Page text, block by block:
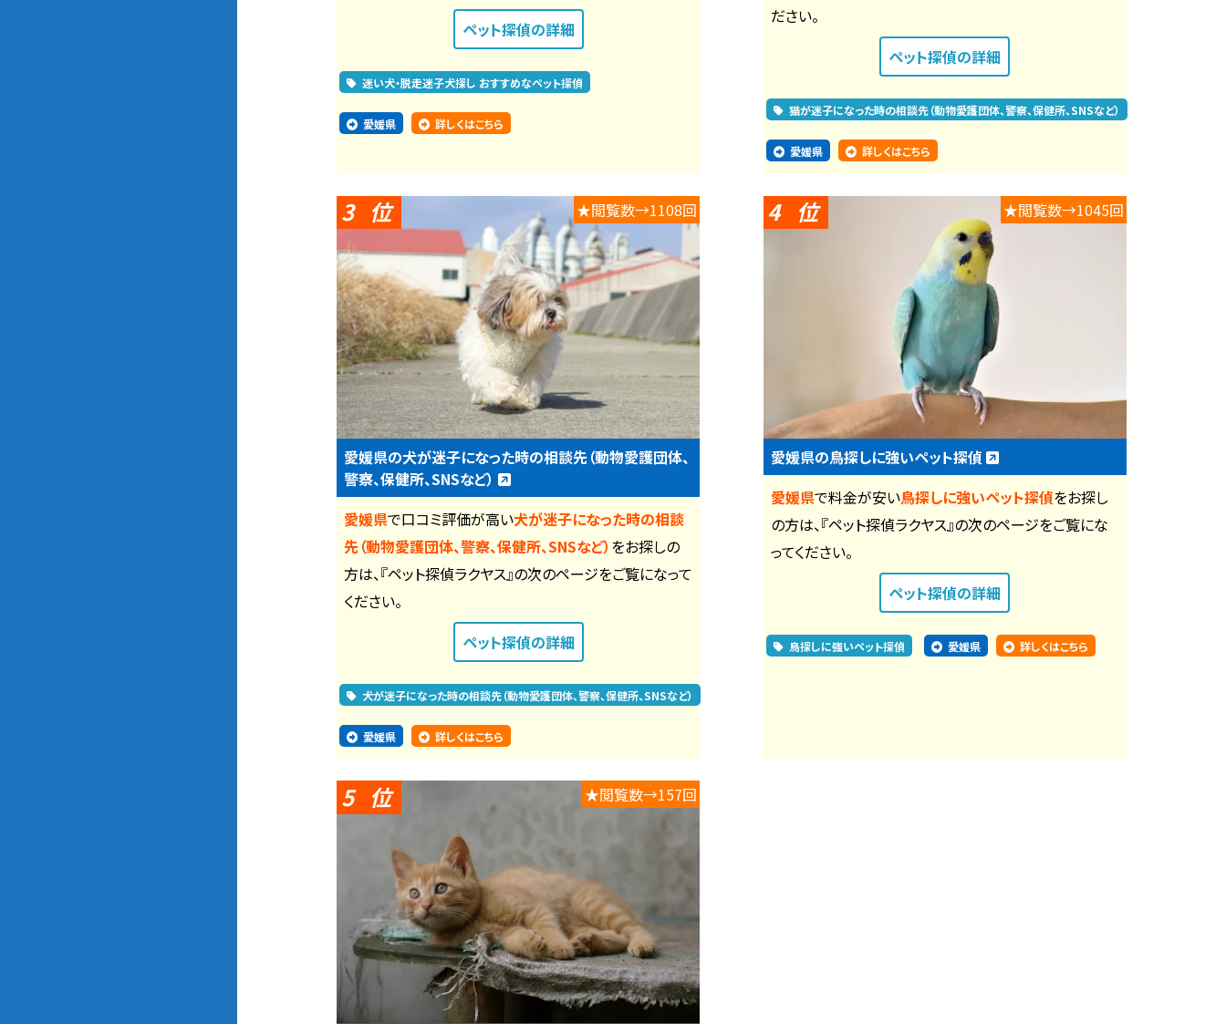
ペット探偵の詳細
迷い犬・脱走迷子犬探し おすすめなペット探偵
愛媛県 詳しくはこちら
ださい。
ペット探偵の詳細
猫が迷子になった時の相談先（動物愛護団体、警察、保健所、SNSなど）
愛媛県 詳しくはこちら
3 ★閲覧数→1108回
愛媛県の犬が迷子になった時の相談先（動物愛護団体、
警察、保健所、SNSなど）
愛媛県で口コミ評価が高い犬が迷子になった時の相談
先（動物愛護団体、警察、保健所、SNSなど） をお探しの
方は、『ペット探偵ラクヤス』の次のページをご覧になって
ください。
ペット探偵の詳細
犬が迷子になった時の相談先（動物愛護団体、警察、保健所、SNSなど）
愛媛県 詳しくはこちら
4 ★閲覧数→1045回
愛媛県の鳥探しに強いペット探偵
愛媛県で料金が安い鳥探しに強いペット探偵をお探し
の方は、『ペット探偵ラクヤス』の次のページをご覧にな
ってください。
ペット探偵の詳細
鳥探しに強いペット探偵 愛媛県 詳しくはこちら
5 ★閲覧数→157回